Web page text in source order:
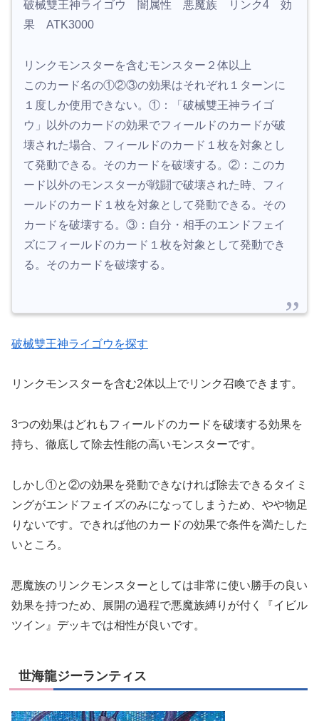
破械雙王神ライゴウ 闇属性 悪魔族 リンク4 効
果 ATK3000
リンクモンスターを含むモンスター２体以上
このカード名の①②③の効果はそれぞれ１ターンに
１度しか使用できない。①：「破械雙王神ライゴ
ウ」以外のカードの効果でフィールドのカードが破
壊された場合、フィールドのカード１枚を対象とし
て発動できる。そのカードを破壊する。②：このカ
ード以外のモンスターが戦闘で破壊された時、フィ
ールドのカード１枚を対象として発動できる。その
カードを破壊する。③：自分・相手のエンドフェイ
ズにフィールドのカード１枚を対象として発動でき
る。そのカードを破壊する。
破械雙王神ライゴウを探す
リンクモンスターを含む2体以上でリンク召喚できます。
3つの効果はどれもフィールドのカードを破壊する効果を
持ち、徹底して除去性能の高いモンスターです。
しかし①と②の効果を発動できなければ除去できるタイミ
ングがエンドフェイズのみになってしまうため、やや物足
りないです。できれば他のカードの効果で条件を満たした
いところ。
悪魔族のリンクモンスターとしては非常に使い勝手の良い
効果を持つため、展開の過程で悪魔族縛りが付く『イビル
ツイン』デッキでは相性が良いです。
世海龍ジーランティス